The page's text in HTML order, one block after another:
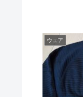
ウェア